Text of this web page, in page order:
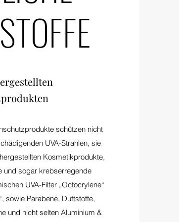
schützen nicht
UVA-Strahlen, sie
Kosmetikprodukte,
und sogar krebserregende
UVA-Filter „Octocrylene“
sowie Parabene, Duftstoffe,
und nicht selten Aluminium &